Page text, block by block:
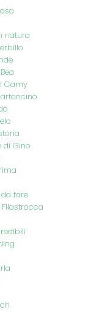
natura
Camy
di Gino
fare